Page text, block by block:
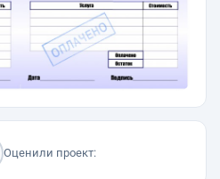
Оценили проект: